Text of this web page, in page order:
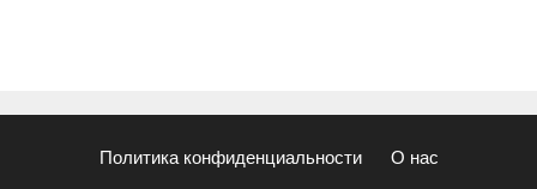
Политика конфиденциальности О нас